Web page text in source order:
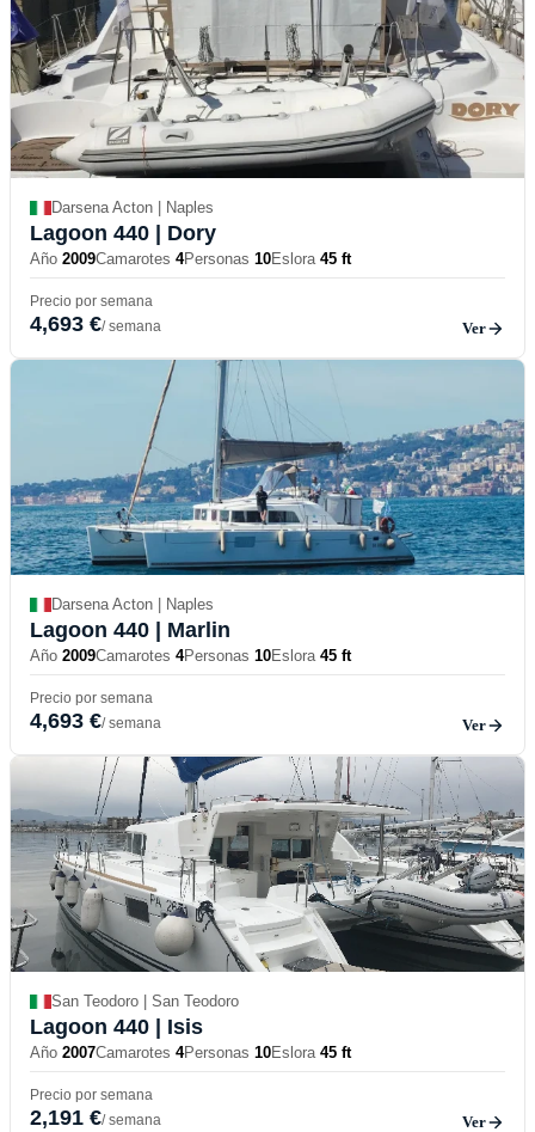
Darsena Acton | Naples
Lagoon 440 | Dory
Año 2009Camarotes 4Personas 10Eslora 45 ft
Precio por semana
4,693 €/ semana Ver
Darsena Acton | Naples
Lagoon 440 | Marlin
Año 2009Camarotes 4Personas 10Eslora 45 ft
Precio por semana
4,693 €/ semana Ver
San Teodoro | San Teodoro
Lagoon 440 | Isis
Año 2007Camarotes 4Personas 10Eslora 45 ft
Precio por semana
2,191 €/ semana Ver